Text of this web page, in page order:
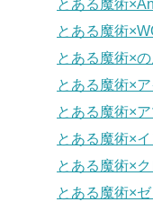
とある魔術
とある魔術
とある魔術×
とある魔術×
とある魔術×ア
とある魔術×
とある魔術×
とある魔術×